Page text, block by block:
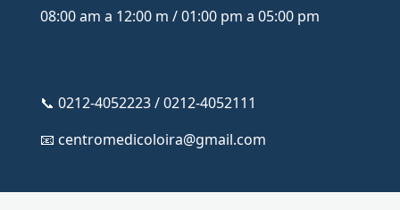
08:00 am a 12:00 m / 01:00 pm a 05:00 pm
📞 0212-4052223 / 0212-4052111
📧 centromedicoloira@gmail.com